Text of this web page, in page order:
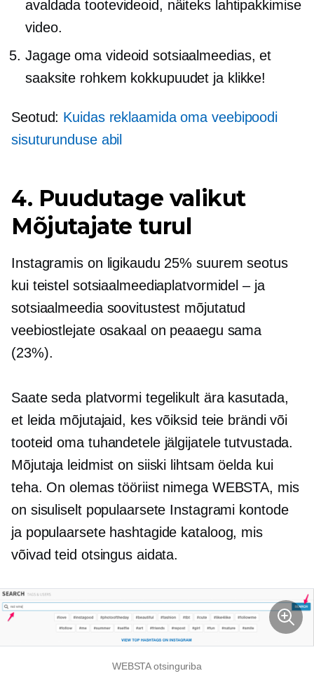
avaldada tootevideoid, näiteks lahtipakkimise
video.
Jagage oma videoid sotsiaalmeedias, et
saaksite rohkem kokkupuudet ja klikke!
Seotud: Kuidas reklaamida oma veebipoodi
sisuturunduse abil
4. Puudutage valikut
Mõjutajate turul
Instagramis on ligikaudu 25% suurem seotus
kui teistel sotsiaalmeediaplatvormidel – ja
sotsiaalmeedia soovitustest mõjutatud
veebiostlejate osakaal on peaaegu sama
(23%).
Saate seda platvormi tegelikult ära kasutada,
et leida mõjutajaid, kes võiksid teie brändi või
tooteid oma tuhandetele jälgijatele tutvustada.
Mõjutaja leidmist on siiski lihtsam öelda kui
teha. On olemas tööriist nimega WEBSTA, mis
on sisuliselt populaarsete Instagrami kontode
ja populaarsete hashtagide kataloog, mis
võivad teid otsingus aidata.
WEBSTA otsinguriba